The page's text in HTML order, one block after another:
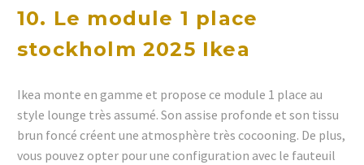
10. Le module 1 place
stockholm 2025 Ikea
Ikea monte en gamme et propose ce module 1 place au
style lounge très assumé. Son assise profonde et son tissu
brun foncé créent une atmosphère très cocooning. De plus,
vous pouvez opter pour une configuration avec le fauteuil